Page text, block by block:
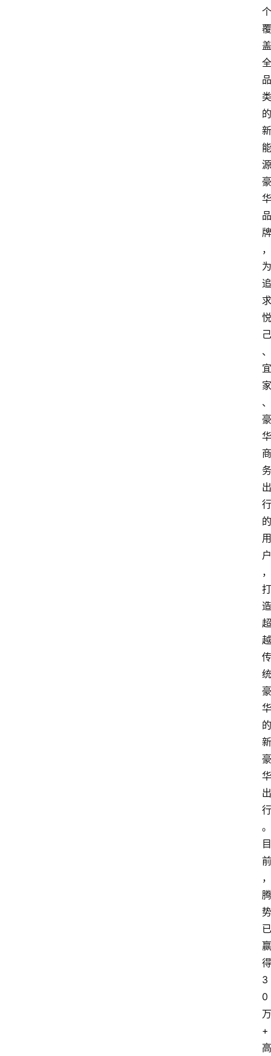
个
覆
盖
全
品
类
的
新
能
源
豪
华
品
牌
，
为
追
求
悦
己
、
宜
家
、
豪
华
商
务
出
行
的
用
户
，
打
造
超
越
传
统
豪
华
的
新
豪
华
出
行
。
目
前
，
腾
势
已
赢
得
3
0
万
+
高